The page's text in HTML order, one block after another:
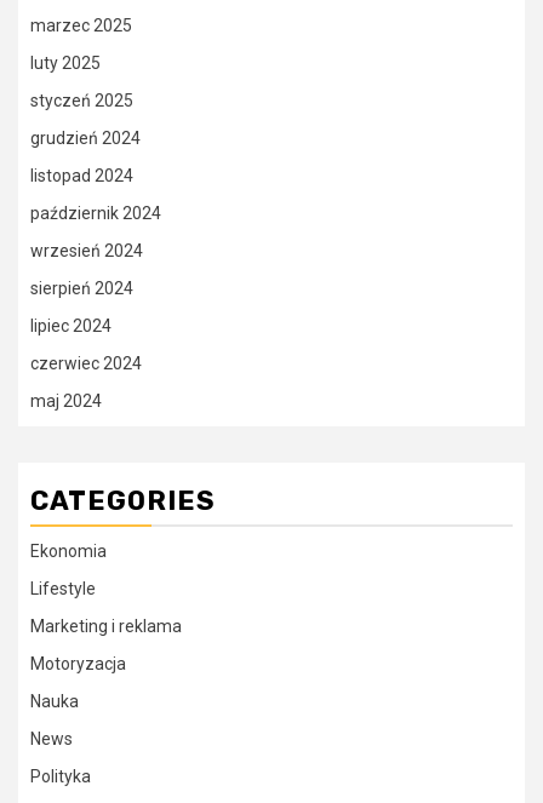
marzec 2025
luty 2025
styczeń 2025
grudzień 2024
listopad 2024
październik 2024
wrzesień 2024
sierpień 2024
lipiec 2024
czerwiec 2024
maj 2024
CATEGORIES
Ekonomia
Lifestyle
Marketing i reklama
Motoryzacja
Nauka
News
Polityka